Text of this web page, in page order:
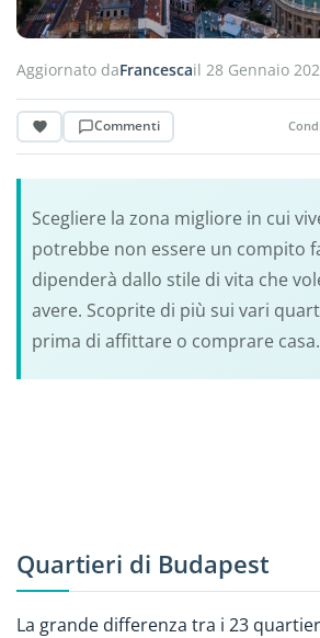
Aggiornato daFrancescail 28 Gennaio
Commenti
Scegliere la zona migliore in cui
potrebbe non essere un compito
dipenderà dallo stile di vita che
avere. Scoprite di più sui vari
prima di affittare o comprare casa.
Quartieri di Budapest
La grande differenza tra i 23